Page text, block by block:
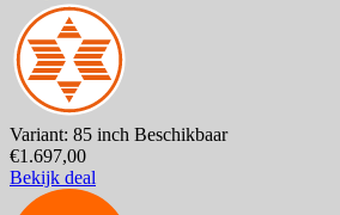
Variant: 85 inch Beschikbaar
€1.697,00
Bekijk deal